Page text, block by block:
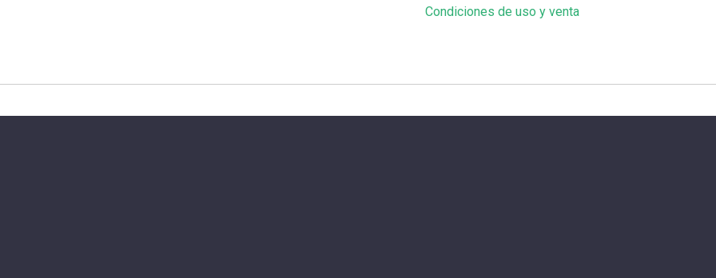
Condiciones de uso y venta